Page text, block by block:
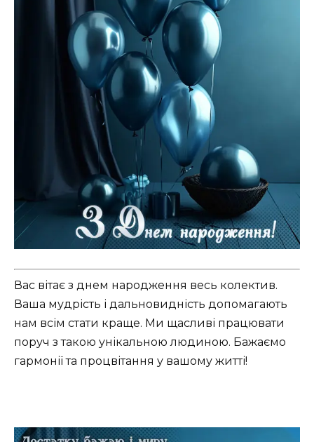
Вас вітає з днем народження весь колектив.
Ваша мудрість і дальновидність допомагають
нам всім стати краще. Ми щасливі працювати
поруч з такою унікальною людиною. Бажаємо
гармонії та процвітання у вашому житті!